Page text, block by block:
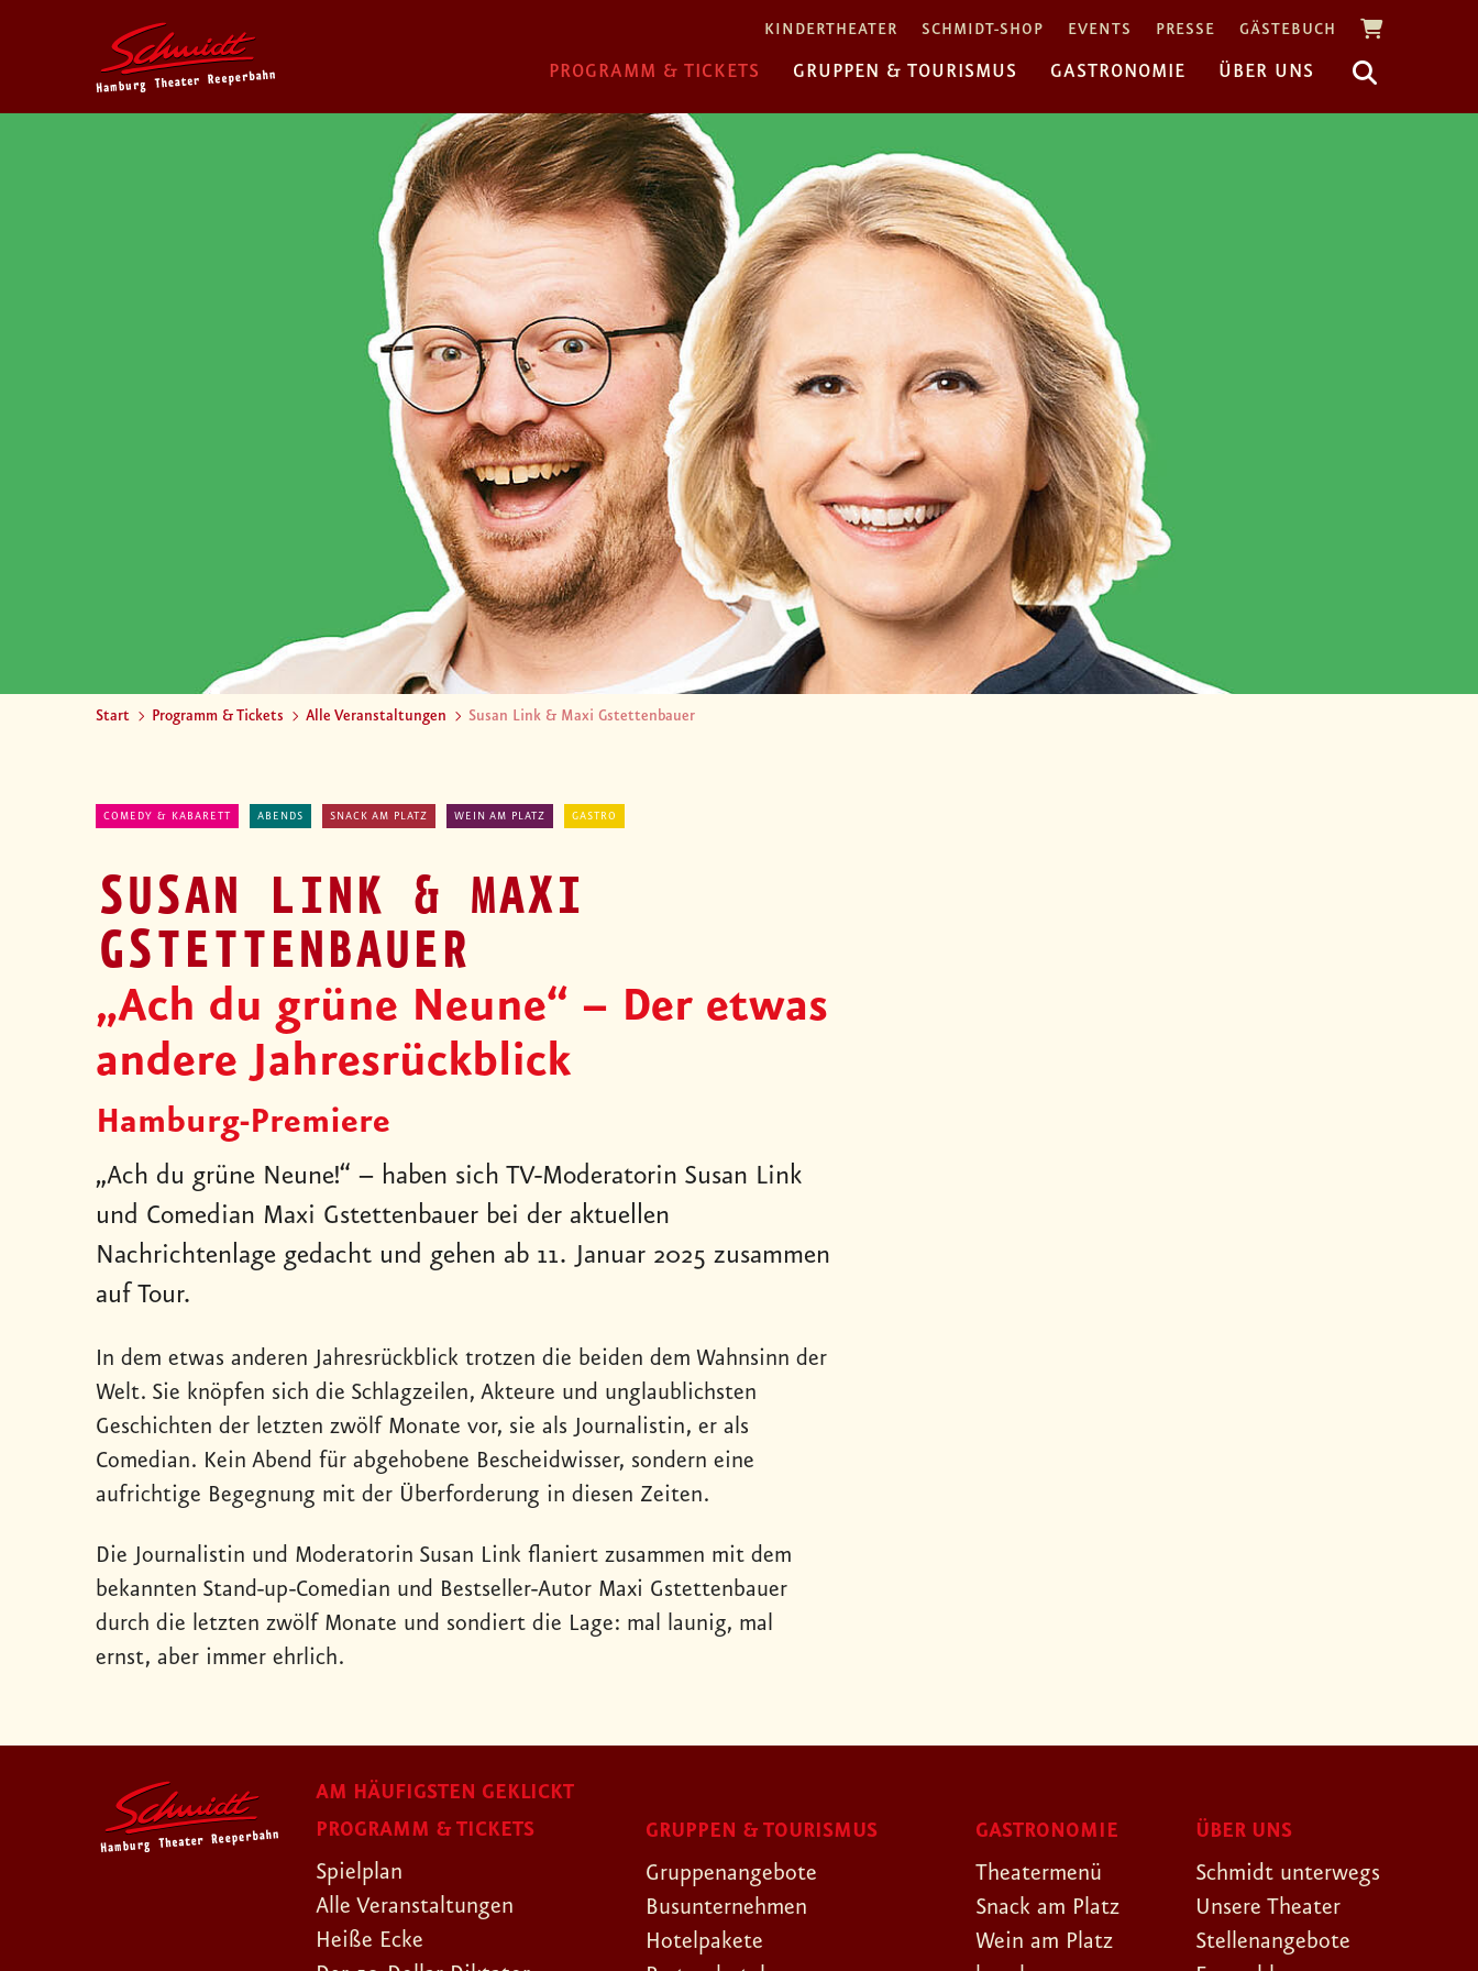
KINDERTHEATER SCHMIDT-SHOP EVENTS PRESSE GÄSTEBUCH
PROGRAMM & TICKETS GRUPPEN & TOURISMUS GASTRONOMIE ÜBER UNS
Start Programm & Tickets Alle Veranstaltungen Susan Link & Maxi Gstettenbauer
COMEDY & KABARETT ABENDS SNACK AM PLATZ WEIN AM PLATZ GASTRO
SUSAN LINK & MAXI
GSTETTENBAUER
„Ach du grüne Neune“ – Der etwas
andere Jahresrückblick
Hamburg-Premiere
„Ach du grüne Neune!“ – haben sich TV-Moderatorin Susan Link
und Comedian Maxi Gstettenbauer bei der aktuellen
Nachrichtenlage gedacht und gehen ab 11. Januar 2025 zusammen
auf Tour.
In dem etwas anderen Jahresrückblick trotzen die beiden dem Wahnsinn der
Welt. Sie knöpfen sich die Schlagzeilen, Akteure und unglaublichsten
Geschichten der letzten zwölf Monate vor, sie als Journalistin, er als
Comedian. Kein Abend für abgehobene Bescheidwisser, sondern eine
aufrichtige Begegnung mit der Überforderung in diesen Zeiten.
Die Journalistin und Moderatorin Susan Link flaniert zusammen mit dem
bekannten Stand-up-Comedian und Bestseller-Autor Maxi Gstettenbauer
durch die letzten zwölf Monate und sondiert die Lage: mal launig, mal
ernst, aber immer ehrlich.
AM HÄUFIGSTEN GEKLICKT
PROGRAMM & TICKETS
Spielplan
Alle Veranstaltungen
Heiße Ecke
GRUPPEN & TOURISMUS
Gruppenangebote
Busunternehmen
Hotelpakete
GASTRONOMIE
Theatermenü
Snack am Platz
Wein am Platz
ÜBER UNS
Schmidt unterwegs
Unsere Theater
Stellenangebote